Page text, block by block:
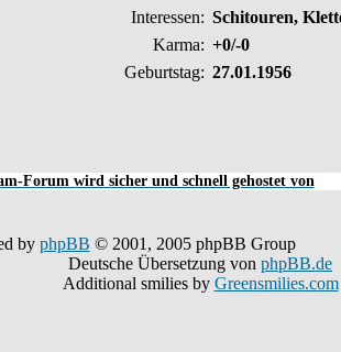
Interessen: Schitouren,
Karma: +0/-0
Geburtstag: 27.01.1956
Forum wird sicher und schnell gehostet von
by phpBB © 2001, 2005 phpBB Group
Deutsche Übersetzung von phpBB.de
Additional smilies by Greensmilies.com